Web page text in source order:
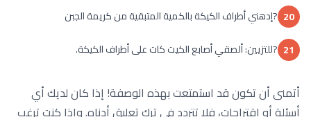
20 ?إدهني أطراف الكيكة بالكمية المتبقية من كريمة الجبن
21 ?للتزيين: ألصقي أصابع الكيت كات على أطراف الكيكة.
أتمنى أن تكون قد استمتعت بهذه الوصفة! إذا كان لديك أي
أسئلة أو اقتراحات، فلا تتردد في ترك تعليق أدناه. وإذا كنت ترغب